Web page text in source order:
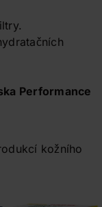
Performance
kožního